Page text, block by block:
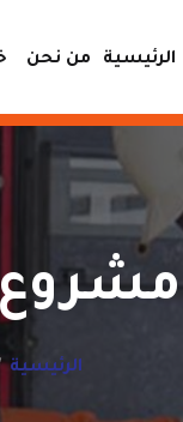
الرئيسية من نحن
مشروع
الرئيسية